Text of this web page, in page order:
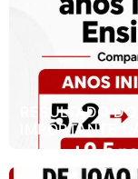
RESULTADO
IMPORTANTE
DE JOÃO